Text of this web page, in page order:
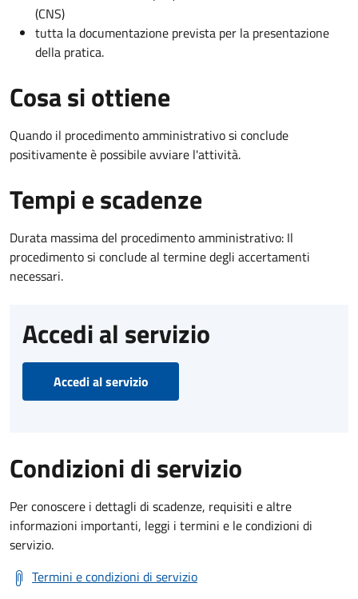
(CNS)
tutta la documentazione prevista per la presentazione
della pratica.
Cosa si ottiene
Quando il procedimento amministrativo si conclude
positivamente è possibile avviare l'attività.
Tempi e scadenze
Durata massima del procedimento amministrativo: Il
procedimento si conclude al termine degli accertamenti
necessari.
Accedi al servizio
Accedi al servizio
Condizioni di servizio
Per conoscere i dettagli di scadenze, requisiti e altre
informazioni importanti, leggi i termini e le condizioni di
servizio.
Termini e condizioni di servizio